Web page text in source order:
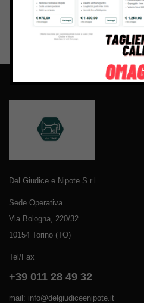
Del Giudice e Nipote S.r.l.
Sede Operativa
Via Bologna, 220/32
10154 Torino (TO)
Tel/Fax
+39 011 28 49 32
mail: info@delgiudiceenipote.it